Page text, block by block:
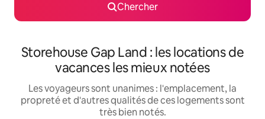
Chercher
Storehouse Gap Land : les locations de
vacances les mieux notées
Les voyageurs sont unanimes : l'emplacement, la
propreté et d'autres qualités de ces logements sont
très bien notés.